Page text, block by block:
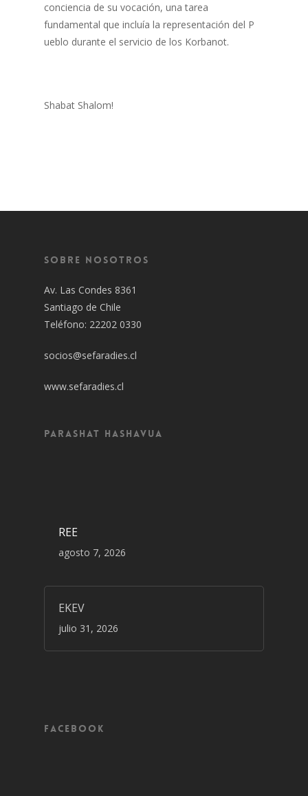
conciencia de su vocación, una tarea
fundamental que incluía la representación del P
ueblo durante el servicio de los Korbanot.
Shabat Shalom!
Sobre Nosotros
Av. Las Condes 8361
Santiago de Chile
Teléfono: 22202 0330
socios@sefaradies.cl
www.sefaradies.cl
Parashat Hashavua
REE
agosto 7, 2026
EKEV
julio 31, 2026
Facebook